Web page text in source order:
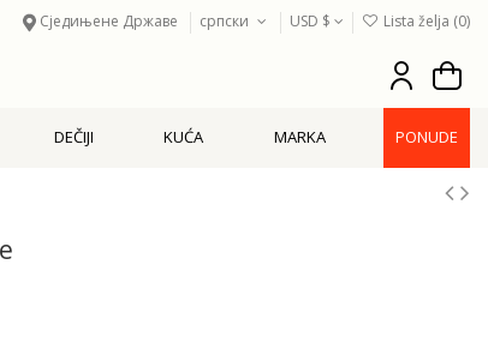
Сједињене Државе српски USD $ Lista želja (0)
DEČIJI KUĆA MARKA PONUDE